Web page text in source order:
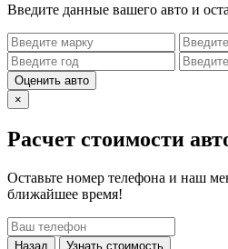
Введите данные вашего авто и
Оценить авто
×
Расчет стоимости
Оставьте номер телефона и наш
ближайшее время!
Назад Узнать стоимость